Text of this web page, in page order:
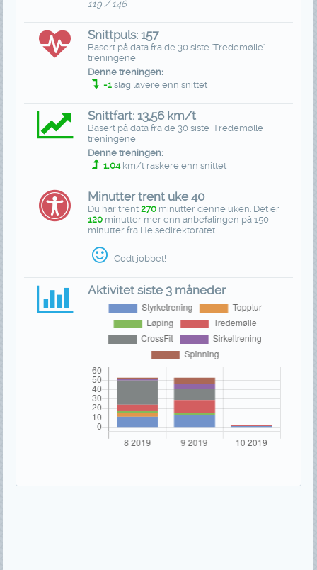
119 / 146
Snittpuls: 157
Basert på data fra de 30 siste 'Tredemølle'
treningene
Denne treningen:
-1 slag lavere enn snittet
Snittfart: 13,56 km/t
Basert på data fra de 30 siste 'Tredemølle'
treningene
Denne treningen:
1,04km/t raskere enn snittet
Minutter trent uke 40
Du har trent270 minutter denne uken. Det er
120 minutter mer enn anbefalingen på 150
minutter fra Helsedirektoratet.
Godt jobbet!
Aktivitet siste 3 måneder